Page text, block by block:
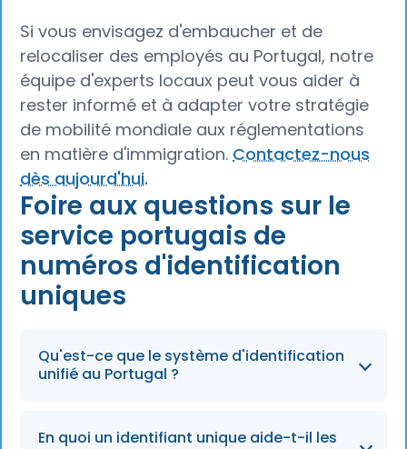
‍Si vous envisagez d'embaucher et de
relocaliser des employés au Portugal, notre
équipe d'experts locaux peut vous aider à
rester informé et à adapter votre stratégie
de mobilité mondiale aux réglementations
en matière d'immigration.Contactez-nous
dès aujourd'hui.
Foire aux questions sur le
service portugais de
numéros d'identification
uniques
Qu'est-ce que le système d'identification
unifié au Portugal ?
Le système vise à regrouper divers numéros
En quoi un identifiant unique aide-t-il les